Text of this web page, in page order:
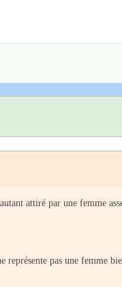
attiré par une femme
pas une femme